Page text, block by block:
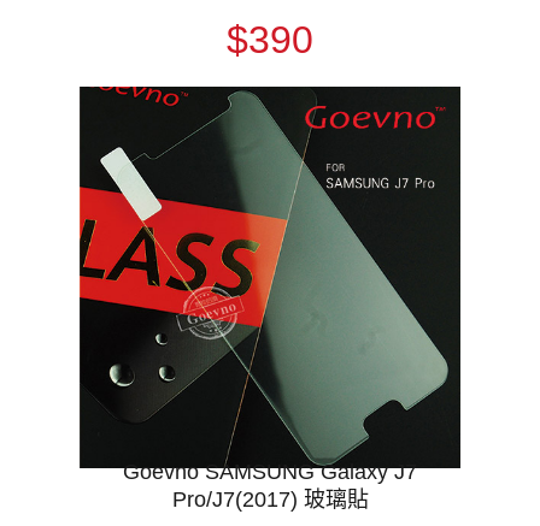
$390
Goevno SAMSUNG Galaxy J7
Pro/J7(2017) 玻璃貼